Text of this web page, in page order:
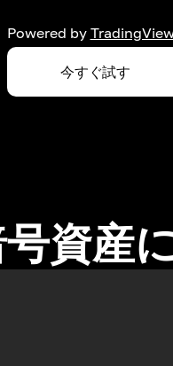
Powered by
今すぐ試す
資産